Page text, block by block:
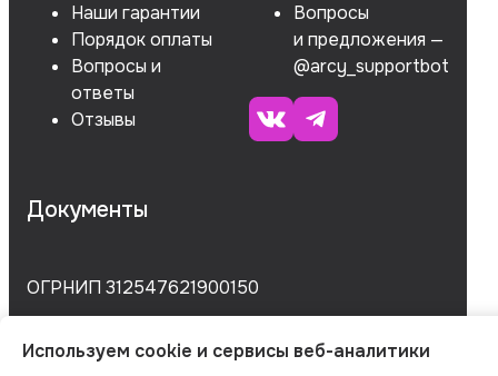
Наши гарантии
Порядок оплаты
Вопросы и
ответы
Отзывы
Вопросы
и предложения —
@arcy_supportbot
Документы
ОГРНИП 312547621900150
Используем cookie и сервисы веб-аналитики